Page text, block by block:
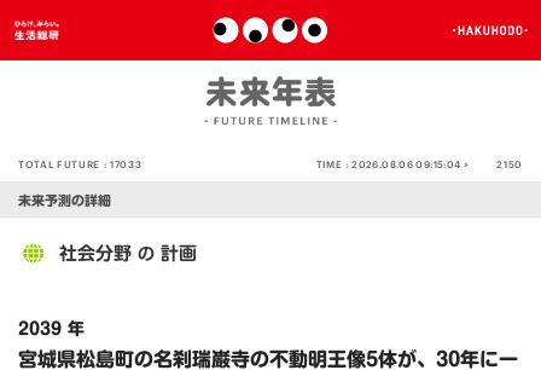
TOTAL FUTURE :17033 TIME :2026.08.06 09:15:04 > 2150
未来予測の詳細
社会分野 の 計画
2039 年
宮城県松島町の名刹瑞巌寺の不動明王像5体が、30年に一